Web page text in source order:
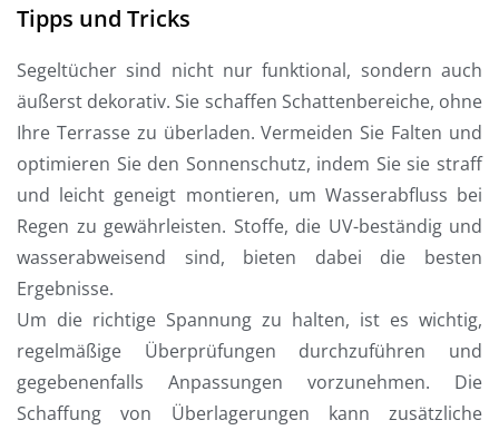
Tipps und Tricks
Segeltücher sind nicht nur funktional, sondern auch
äußerst dekorativ. Sie schaffen Schattenbereiche, ohne
Ihre Terrasse zu überladen. Vermeiden Sie Falten und
optimieren Sie den Sonnenschutz, indem Sie sie straff
und leicht geneigt montieren, um Wasserabfluss bei
Regen zu gewährleisten. Stoffe, die UV-beständig und
wasserabweisend sind, bieten dabei die besten
Ergebnisse.
Um die richtige Spannung zu halten, ist es wichtig,
regelmäßige Überprüfungen durchzuführen und
gegebenenfalls Anpassungen vorzunehmen. Die
Schaffung von Überlagerungen kann zusätzliche